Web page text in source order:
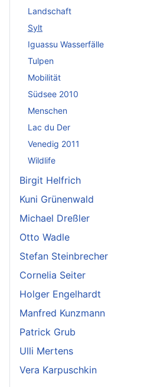
Landschaft
Sylt
Iguassu Wasserfälle
Tulpen
Mobilität
Südsee 2010
Menschen
Lac du Der
Venedig 2011
Wildlife
Birgit Helfrich
Kuni Grünenwald
Michael Dreßler
Otto Wadle
Stefan Steinbrecher
Cornelia Seiter
Holger Engelhardt
Manfred Kunzmann
Patrick Grub
Ulli Mertens
Vera Karpuschkin